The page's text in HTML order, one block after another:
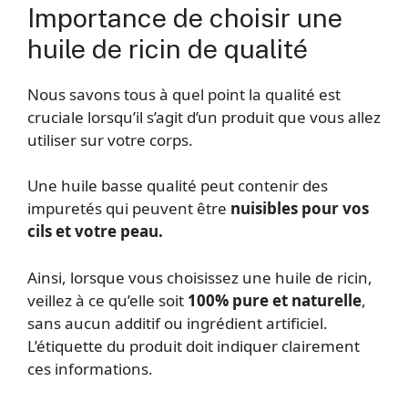
Importance de choisir une
huile de ricin de qualité
Nous savons tous à quel point la qualité est
cruciale lorsqu’il s’agit d’un produit que vous allez
utiliser sur votre corps.
Une huile basse qualité peut contenir des
impuretés qui peuvent être nuisibles pour vos
cils et votre peau.
Ainsi, lorsque vous choisissez une huile de ricin,
veillez à ce qu’elle soit 100% pure et naturelle,
sans aucun additif ou ingrédient artificiel.
L’étiquette du produit doit indiquer clairement
ces informations.